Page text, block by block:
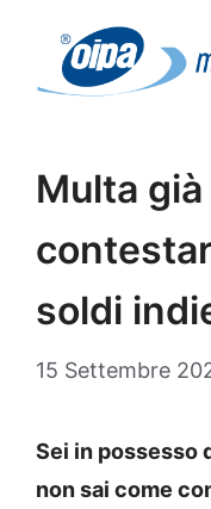
contenuto
Multa
soldi
15 Settembre
Sei in possesso
non sai come